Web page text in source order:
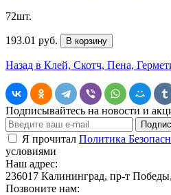
72шт.
193.01 руб. В корзину
Назад в Клей, Скотч, Пена,
Подписывайтесь на новости и
Я прочитал Политика
условиями
Наш адрес:
236017 Калининград,​ пр-т
Позвоните нам: